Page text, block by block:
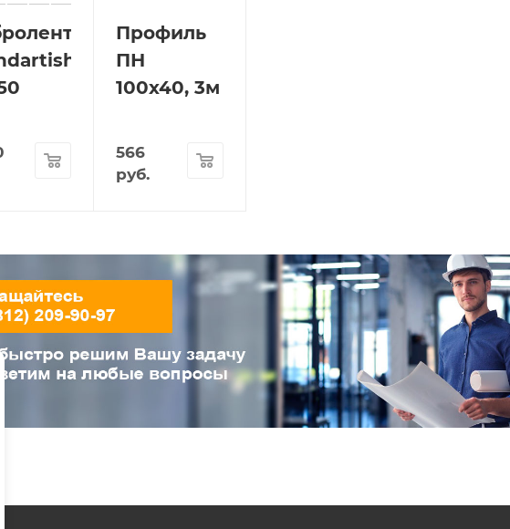
Профиль
ПН
100х40, 3м
566
руб.